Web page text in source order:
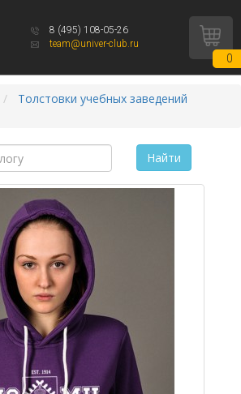
8 (495) 108-05-26
team@univer-club.ru
0
Толстовки учебных заведений
Найти